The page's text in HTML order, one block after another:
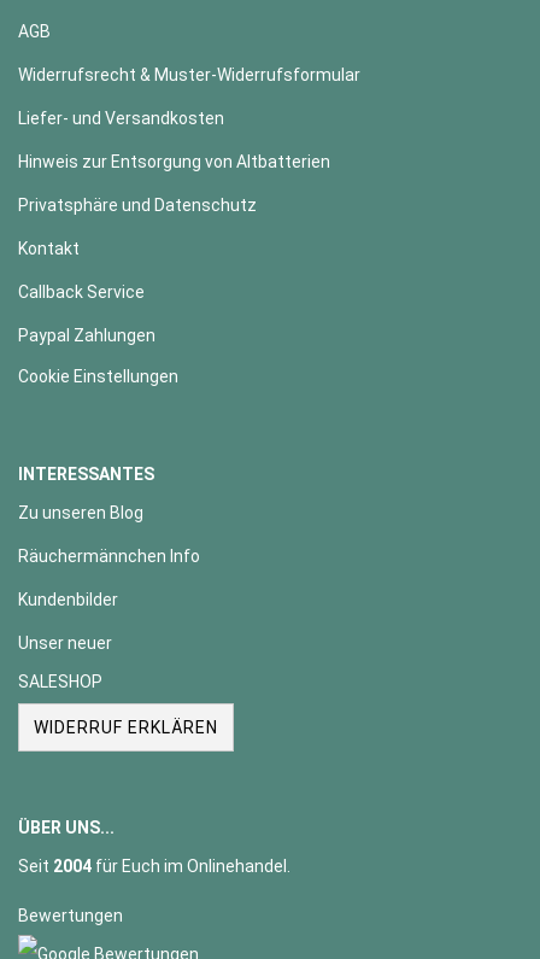
AGB
Widerrufsrecht & Muster-Widerrufsformular
Liefer- und Versandkosten
Hinweis zur Entsorgung von Altbatterien
Privatsphäre und Datenschutz
Kontakt
Callback Service
Paypal Zahlungen
Cookie Einstellungen
INTERESSANTES
Zu unseren Blog
Räuchermännchen Info
Kundenbilder
Unser neuer
SALESHOP
WIDERRUF ERKLÄREN
ÜBER UNS...
Seit 2004 für Euch im Onlinehandel.
Bewertungen